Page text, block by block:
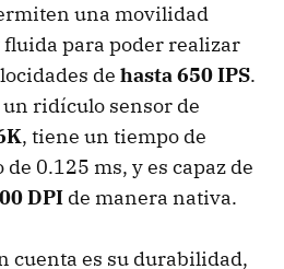
una movilidad
para poder realizar
de hasta 650 IPS.
ridículo sensor de
, tiene un tiempo de
0.125 ms, y es capaz de
DPI de manera nativa.
cuenta es su durabilidad,